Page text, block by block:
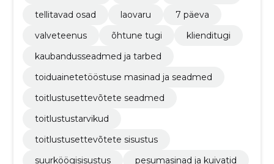
tellitavad osad
laovaru
7 päeva
valveteenus
õhtune tugi
klienditugi
kaubandusseadmed ja tarbed
toiduainetetööstuse masinad ja seadmed
toitlustusettevõtete seadmed
toitlustustarvikud
toitlustusettevõtete sisustus
suurköögisisustus
pesumasinad ja kuivatid